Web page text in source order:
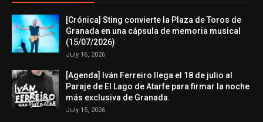
[Crónica] Sting convierte la Plaza de Toros de
Granada en una cápsula de memoria musical
(15/07/2026)
July 16, 2026
[Agenda] Iván Ferreiro llega el 18 de julio al
Paraje de El Lago de Atarfe para firmar la noche
más exclusiva de Granada.
July 15, 2026